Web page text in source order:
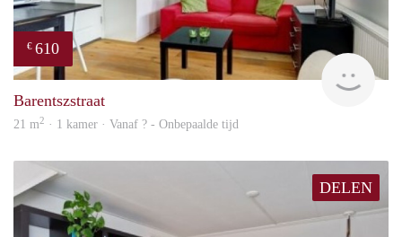
€ 610
Barentszstraat
21 m2 · 1 kamer · Vanaf ? - Onbepaalde tijd
DELEN